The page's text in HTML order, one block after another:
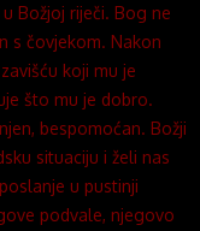
Božjoj riječi. Bog ne
s čovjekom. Nakon
koji mu je
što mu je dobro.
bespomoćan. Božji
situaciju i želi nas
u pustinji
podvale, njegovo